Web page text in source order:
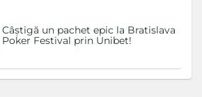
Câștigă un pachet epic la Bratislava
Poker Festival prin Unibet!